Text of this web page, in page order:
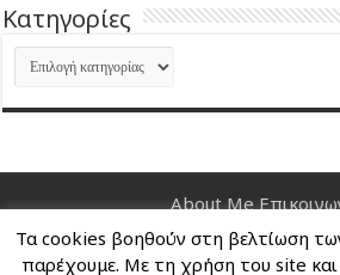
Kατηγορίες
Kατηγορίες
About Me
Nancy's Blog © Copyright 2026,
Τα cookies βοηθούν στη βελτίωση
παρέχουμε. Με τη χρήση του site